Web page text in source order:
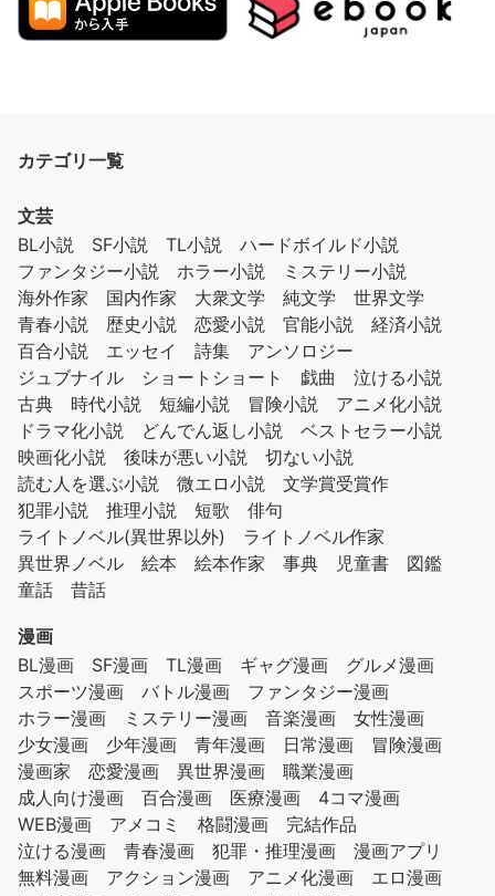
カテゴリ一覧
文芸
BL小説
SF小説 TL小説
ハードボイルド小説
ファンタジー小説
ホラー小説
ミステリー小説
海外作家
国内作家 大衆文学 純文学
世界文学
青春小説
歴史小説 恋愛小説 官能小説
経済小説
百合小説
エッセイ 詩集
アンソロジー
ジュブナイル
ショートショート 戯曲
泣ける小説
古典
時代小説 短編小説 冒険小説
アニメ化小説
ドラマ化小説
どんでん返し小説
ベストセラー小説
映画化小説
後味が悪い小説
切ない小説
読む人を選ぶ小説
微エロ小説
文学賞受賞作
犯罪小説
推理小説 短歌
俳句
ライトノベル(異世界以外)
ライトノベル作家
異世界ノベル
絵本 絵本作家 事典 児童書
図鑑
童話
昔話
漫画
BL漫画
SF漫画 TL漫画 ギャグ漫画
グルメ漫画
スポーツ漫画
バトル漫画
ファンタジー漫画
ホラー漫画
ミステリー漫画 音楽漫画
女性漫画
少女漫画
少年漫画 青年漫画 日常漫画
冒険漫画
漫画家
恋愛漫画 異世界漫画
職業漫画
成人向け漫画
百合漫画 医療漫画
4コマ漫画
WEB漫画
アメコミ 格闘漫画
完結作品
泣ける漫画
青春漫画 犯罪・推理漫画
漫画アプリ
無料漫画
アクション漫画 アニメ化漫画
エロ漫画